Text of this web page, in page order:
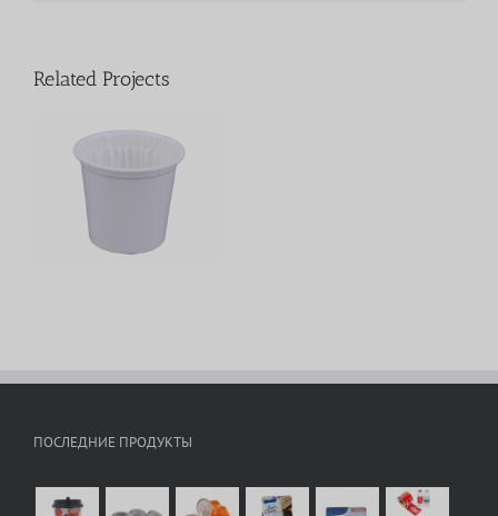
Related Projects
ПОСЛЕДНИЕ ПРОДУКТЫ